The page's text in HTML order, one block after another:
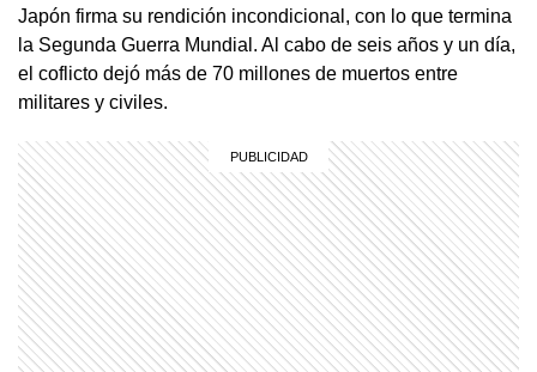
Japón firma su rendición incondicional, con lo que termina
la Segunda Guerra Mundial. Al cabo de seis años y un día,
el coflicto dejó más de 70 millones de muertos entre
militares y civiles.